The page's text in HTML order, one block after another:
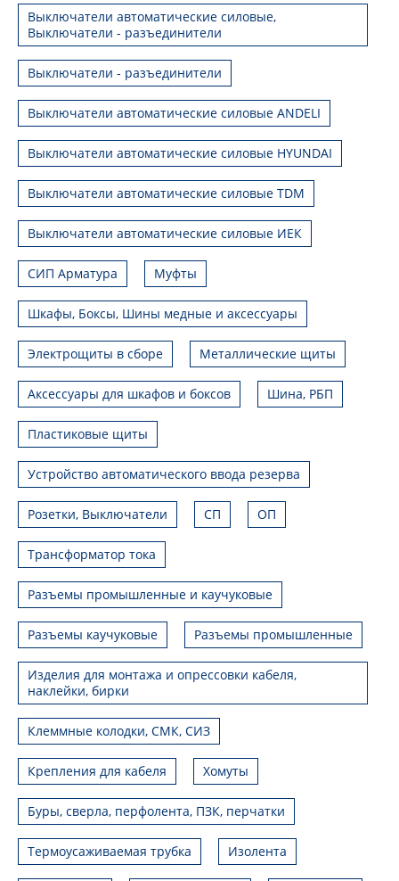
Выключатели автоматические силовые,
Выключатели - разъединители
Выключатели - разъединители
Выключатели автоматические силовые ANDELI
Выключатели автоматические силовые HYUNDAI
Выключатели автоматические силовые TDM
Выключатели автоматические силовые ИЕК
СИП Арматура Муфты
Шкафы, Боксы, Шины медные и аксессуары
Электрощиты в сборе Металлические щиты
Аксессуары для шкафов и боксов Шина, РБП
Пластиковые щиты
Устройство автоматического ввода резерва
Розетки, Выключатели СП ОП
Трансформатор тока
Разъемы промышленные и каучуковые
Разъемы каучуковые Разъемы промышленные
Изделия для монтажа и опрессовки кабеля,
наклейки, бирки
Клеммные колодки, СМК, СИЗ
Крепления для кабеля Хомуты
Буры, сверла, перфолента, ПЗК, перчатки
Термоусаживаемая трубка Изолента